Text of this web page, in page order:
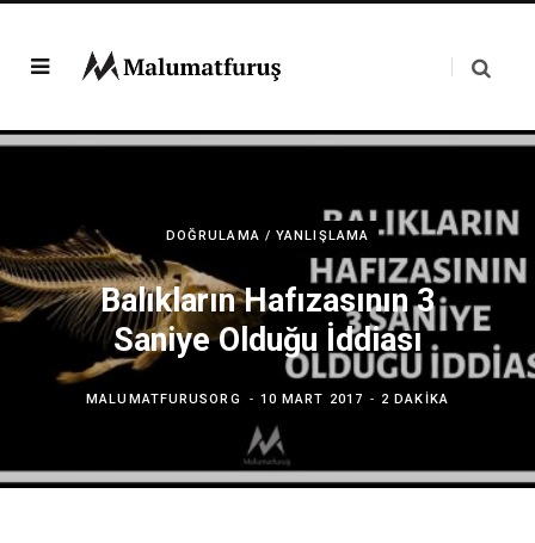
DOĞRULAMA / YANLIŞLAMA
Balıkların Hafızasının 3
Saniye Olduğu İddiası
MALUMATFURUSORG 10 MART 2017 2 DAKIKA